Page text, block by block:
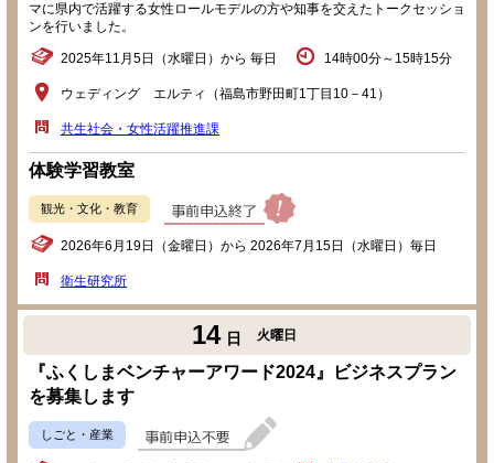
マに県内で活躍する女性ロールモデルの方や知事を交えたトークセッショ
ンを行いました。
2025年11月5日（水曜日）から 毎日 14時00分～15時15分
ウェディング エルティ（福島市野田町1丁目10－41）
共生社会・女性活躍推進課
体験学習教室
観光・文化・教育
2026年6月19日（金曜日）から 2026年7月15日（水曜日）毎日
衛生研究所
14 日 火曜日
『ふくしまベンチャーアワード2024』ビジネスプラン
を募集します
しごと・産業